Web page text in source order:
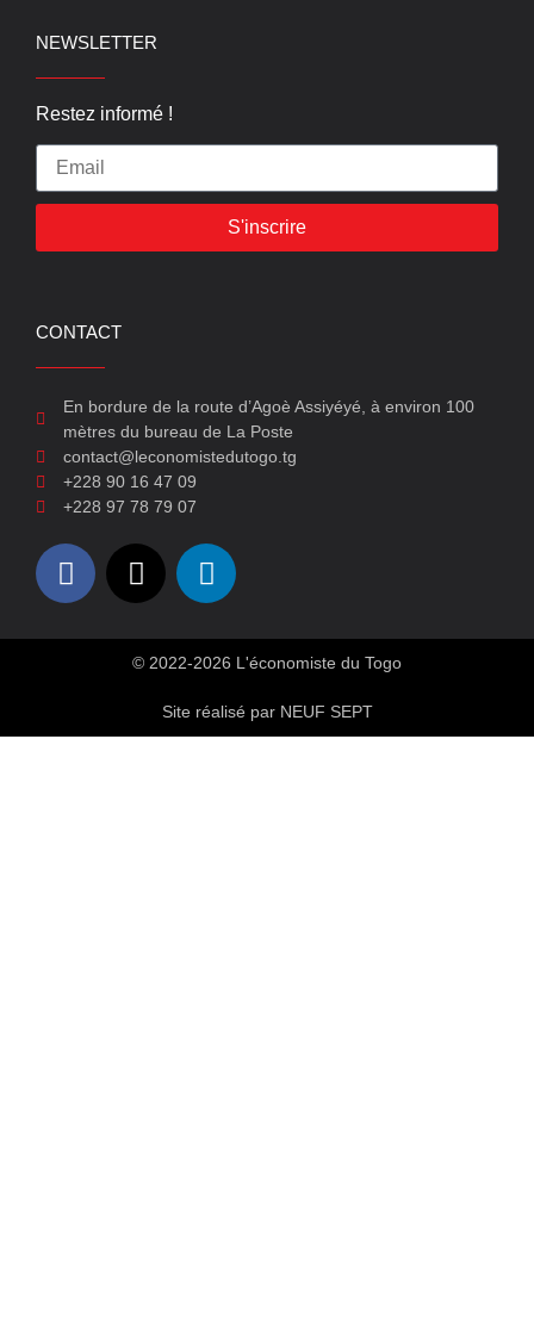
NEWSLETTER
Restez informé !
S'inscrire
CONTACT
En bordure de la route d’Agoè Assiyéyé, à environ 100
mètres du bureau de La Poste
contact@leconomistedutogo.tg
+228 90 16 47 09
+228 97 78 79 07
© 2022-2026 L'économiste du Togo
Site réalisé par NEUF SEPT